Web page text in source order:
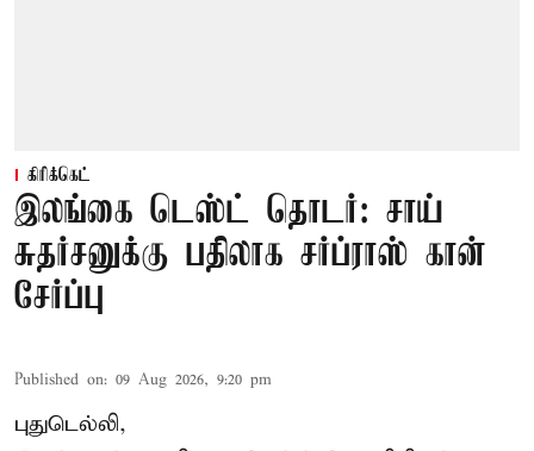
கிரிக்கெட்
இலங்கை டெஸ்ட் தொடர்: சாய்
சுதர்சனுக்கு பதிலாக சர்ப்ராஸ் கான்
சேர்ப்பு
Published on: 09 Aug 2026, 9:20 pm
புதுடெல்லி,